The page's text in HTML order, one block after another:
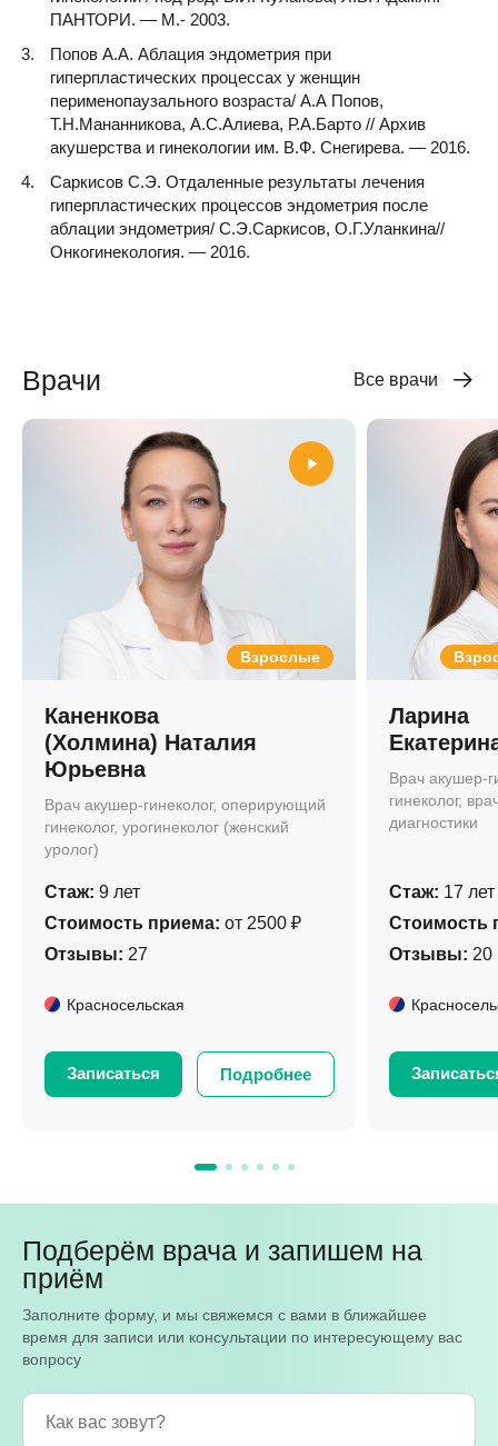
ПАНТОРИ. — М.- 2003.
Попов А.А. Аблация эндометрия при
гиперпластических процессах у женщин
перименопаузального возраста/ А.А Попов,
Т.Н.Мананникова, А.С.Алиева, Р.А.Барто // Архив
акушерства и гинекологии им. В.Ф. Снегирева. — 2016.
Саркисов С.Э. Отдаленные результаты лечения
гиперпластических процессов эндометрия после
аблации эндометрия/ С.Э.Саркисов, О.Г.Уланкина//
Онкогинекология. — 2016.
Врачи Все врачи
Взрослые
Каненкова
(Холмина) Наталия
Юрьевна
Врач акушер-гинеколог, оперирующий
гинеколог, урогинеколог (женский
уролог)
Стаж: 9 лет
Стоимость приема: от 2500 ₽
Отзывы: 27
Красносельская
Записаться Подробнее
Ларина
Врач акушер-
гинеколог,
диагностики
Стаж: 17 лет
Стоимость
Отзывы: 20
Подберём врача и запишем на
приём
Заполните форму, и мы свяжемся с вами в ближайшее
время для записи или консультации по интересующему вас
вопросу